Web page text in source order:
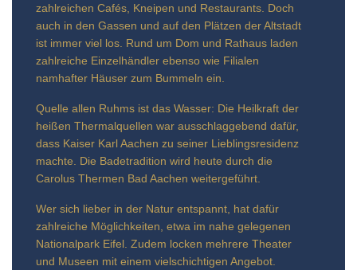
zahlreichen Cafés, Kneipen und Restaurants. Doch
auch in den Gassen und auf den Plätzen der Altstadt
ist immer viel los. Rund um Dom und Rathaus laden
zahlreiche Einzelhändler ebenso wie Filialen
namhafter Häuser zum Bummeln ein.
Quelle allen Ruhms ist das Wasser: Die Heilkraft der
heißen Thermalquellen war ausschlaggebend dafür,
dass Kaiser Karl Aachen zu seiner Lieblingsresidenz
machte. Die Badetradition wird heute durch die
Carolus Thermen Bad Aachen weitergeführt.
Wer sich lieber in der Natur entspannt, hat dafür
zahlreiche Möglichkeiten, etwa im nahe gelegenen
Nationalpark Eifel. Zudem locken mehrere Theater
und Museen mit einem vielschichtigen Angebot.